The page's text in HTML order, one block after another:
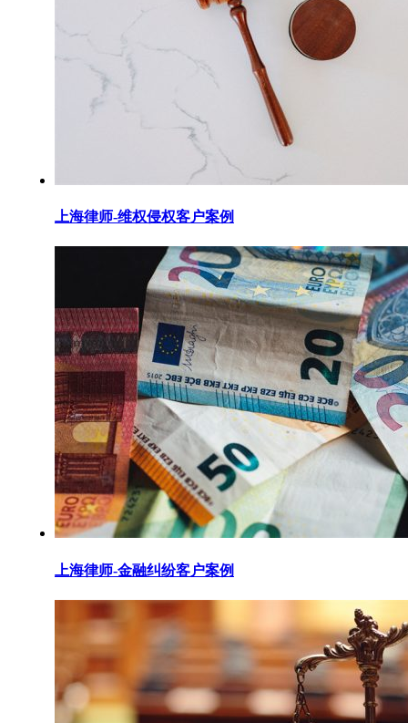
上海律师-维权侵权客户案例
上海律师-金融纠纷客户案例